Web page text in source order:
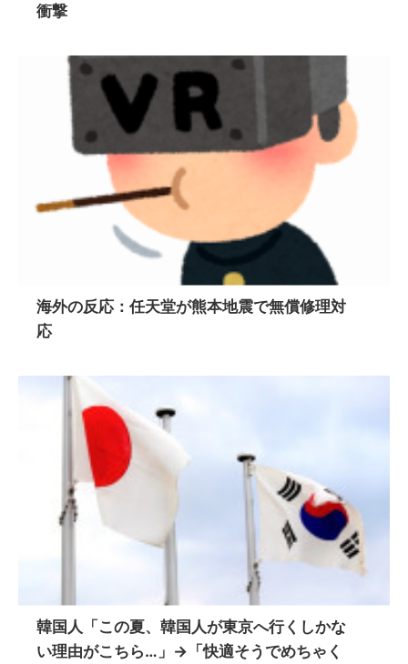
衝撃
海外の反応：任天堂が熊本地震で無償修理対
応
韓国人「この夏、韓国人が東京へ行くしかな
い理由がこちら…」→「快適そうでめちゃく